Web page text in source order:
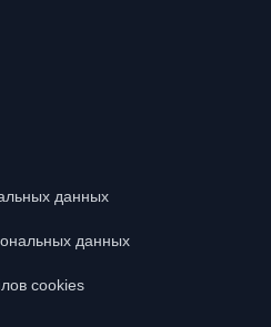
данных
данных
cookies